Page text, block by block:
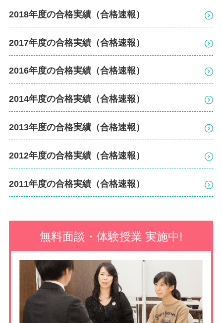
2018年度の合格実績（合格速報）
2017年度の合格実績（合格速報）
2016年度の合格実績（合格速報）
2014年度の合格実績（合格速報）
2013年度の合格実績（合格速報）
2012年度の合格実績（合格速報）
2011年度の合格実績（合格速報）
無料面談・体験授業 実施中!